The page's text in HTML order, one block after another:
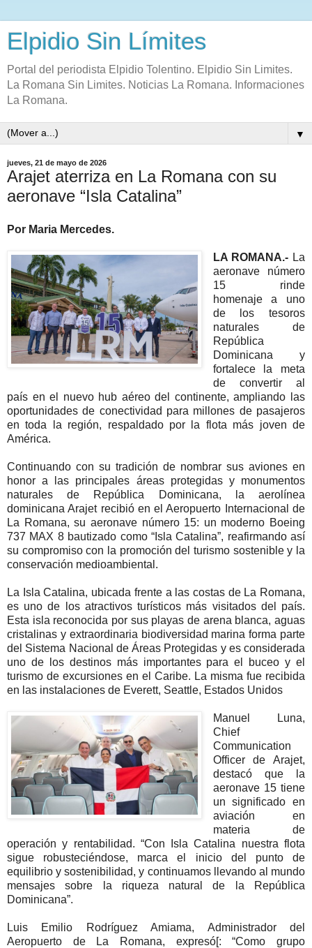
Elpidio Sin Límites
Portal del periodista Elpidio Tolentino. Elpidio Sin Limites.
La Romana Sin Limites. Noticias La Romana. Informaciones
La Romana.
▼
jueves, 21 de mayo de 2026
Arajet aterriza en La Romana con su
aeronave “Isla Catalina”
Por Maria Mercedes.
LA ROMANA.- La
aeronave número
15 rinde
homenaje a uno
de los tesoros
naturales de
República
Dominicana y
fortalece la meta
de convertir al
país en el nuevo hub aéreo del continente, ampliando las
oportunidades de conectividad para millones de pasajeros
en toda la región, respaldado por la flota más joven de
América.
Continuando con su tradición de nombrar sus aviones en
honor a las principales áreas protegidas y monumentos
naturales de República Dominicana, la aerolínea
dominicana Arajet recibió en el Aeropuerto Internacional de
La Romana, su aeronave número 15: un moderno Boeing
737 MAX 8 bautizado como “Isla Catalina”, reafirmando así
su compromiso con la promoción del turismo sostenible y la
conservación medioambiental.
La Isla Catalina, ubicada frente a las costas de La Romana,
es uno de los atractivos turísticos más visitados del país.
Esta isla reconocida por sus playas de arena blanca, aguas
cristalinas y extraordinaria biodiversidad marina forma parte
del Sistema Nacional de Áreas Protegidas y es considerada
uno de los destinos más importantes para el buceo y el
turismo de excursiones en el Caribe. La misma fue recibida
en las instalaciones de Everett, Seattle, Estados Unidos
Manuel Luna,
Chief
Communication
Officer de Arajet,
destacó que la
aeronave 15 tiene
un significado en
aviación en
materia de
operación y rentabilidad. “Con Isla Catalina nuestra flota
sigue robusteciéndose, marca el inicio del punto de
equilibrio y sostenibilidad, y continuamos llevando al mundo
mensajes sobre la riqueza natural de la República
Dominicana”.
Luis Emilio Rodríguez Amiama, Administrador del
Aeropuerto de La Romana, expresó[: “Como grupo